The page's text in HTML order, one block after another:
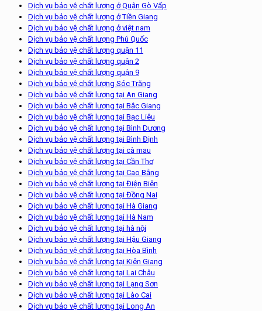
Dịch vụ bảo vệ chất lượng ở Quận Gò Vấp
Dịch vụ bảo vệ chất lượng ở Tiền Giang
Dịch vụ bảo vệ chất lượng ở việt nam
Dịch vụ bảo vệ chất lượng Phú Quốc
Dịch vụ bảo vệ chất lượng quận 11
Dịch vụ bảo vệ chất lượng quận 2
Dịch vụ bảo vệ chất lượng quận 9
Dịch vụ bảo vệ chất lượng Sóc Trăng
Dịch vụ bảo vệ chất lượng tại An Giang
Dịch vụ bảo vệ chất lượng tại Bắc Giang
Dịch vụ bảo vệ chất lượng tại Bạc Liêu
Dịch vụ bảo vệ chất lượng tại Bình Dương
Dịch vụ bảo vệ chất lượng tại Bình Định
Dịch vụ bảo vệ chất lượng tại cà mau
Dịch vụ bảo vệ chất lượng tại Cần Thơ
Dịch vụ bảo vệ chất lượng tại Cao Bằng
Dịch vụ bảo vệ chất lượng tại Điện Biên
Dịch vụ bảo vệ chất lượng tại Đồng Nai
Dịch vụ bảo vệ chất lượng tại Hà Giang
Dịch vụ bảo vệ chất lượng tại Hà Nam
Dịch vụ bảo vệ chất lượng tại hà nội
Dịch vụ bảo vệ chất lượng tại Hậu Giang
Dịch vụ bảo vệ chất lượng tại Hòa Bình
Dịch vụ bảo vệ chất lượng tại Kiên Giang
Dịch vụ bảo vệ chất lượng tại Lai Châu
Dịch vụ bảo vệ chất lượng tại Lạng Sơn
Dịch vụ bảo vệ chất lượng tại Lào Cai
Dịch vụ bảo vệ chất lượng tại Long An